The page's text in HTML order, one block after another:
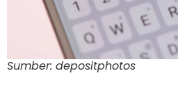
Sumber: depositphotos